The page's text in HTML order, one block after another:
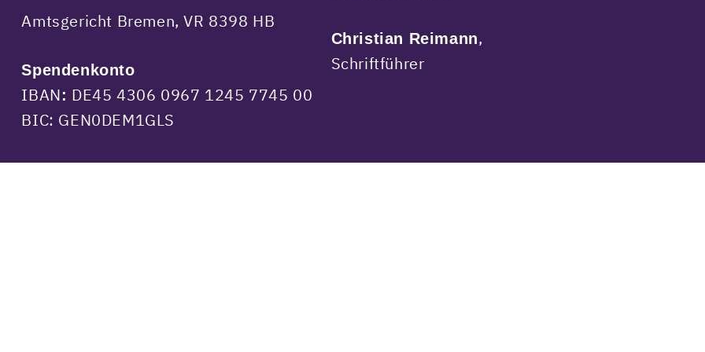
Amtsgericht Bremen, VR 8398 HB
Spendenkonto
IBAN: DE45 4306 0967 1245 7745 00
BIC: GEN0DEM1GLS
Christian Reimann,
Schriftführer